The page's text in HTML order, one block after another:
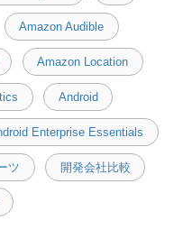
Amazon Audible
Amazon Location
Android
Enterprise Essentials
ツ 開発会社比較